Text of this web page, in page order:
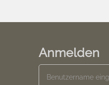
Anmelden